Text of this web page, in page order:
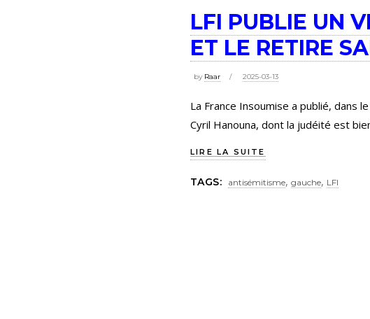
LFI PUBLIE UN
ET LE RETIRE
by Raar 2025-03-13
La France Insoumise a publié, dans
Cyril Hanouna, dont la judéité est
LIRE LA SUITE
TAGS: antisémitisme,gauche, LFI